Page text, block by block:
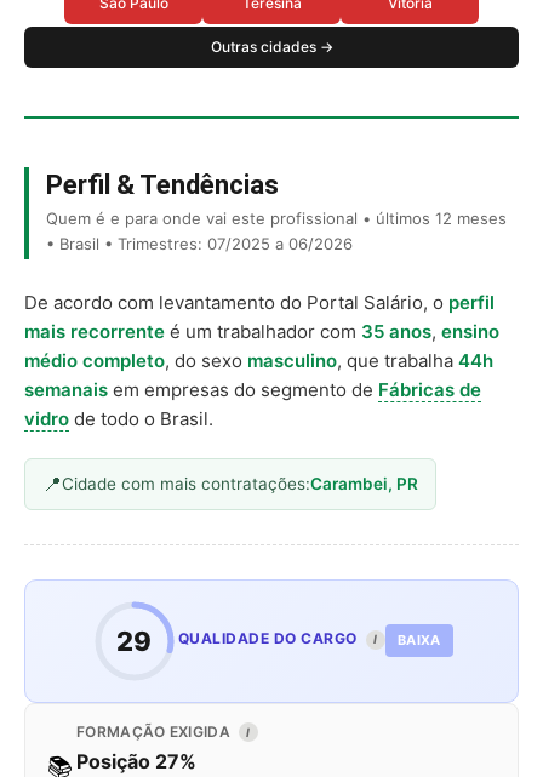
Outras cidades →
Perfil & Tendências
Quem é e para onde vai este profissional • últimos 12 meses
• Brasil • Trimestres: 07/2025 a 06/2026
De acordo com levantamento do Portal Salário, o perfil
mais recorrente é um trabalhador com 35 anos, ensino
médio completo, do sexo masculino, que trabalha 44h
semanais em empresas do segmento de Fábricas de
vidro de todo o Brasil.
Cidade com mais contratações:Carambei, PR
29 QUALIDADE DO CARGO I BAIXA
📚
FORMAÇÃO EXIGIDA I
Posição 27%